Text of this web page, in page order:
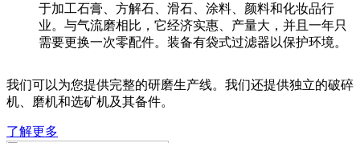
于加工石膏、方解石、滑石、涂料、颜料和化妆品行
业。与气流磨相比，它经济实惠、产量大，并且一年只
需要更换一次零配件。装备有袋式过滤器以保护环境。
我们可以为您提供完整的研磨生产线。我们还提供独立的破碎
机、磨机和选矿机及其备件。
了解更多